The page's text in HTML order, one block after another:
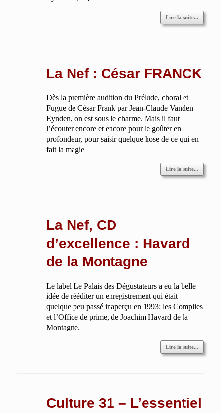
Lire la suite...
La Nef : César FRANCK
Dès la première audition du Prélude, choral et
Fugue de César Frank par Jean-Claude Vanden
Eynden, on est sous le charme. Mais il faut
l’écouter encore et encore pour le goûter en
profondeur, pour saisir quelque hose de ce qui en
fait la magie
Lire la suite...
La Nef, CD
d’excellence : Havard
de la Montagne
Le label Le Palais des Dégustateurs a eu la belle
idée de rééditer un enregistrement qui était
quelque peu passé inaperçu en 1993: les Complies
et l’Office de prime, de Joachim Havard de la
Montagne.
Lire la suite...
Culture 31 – L’essentiel